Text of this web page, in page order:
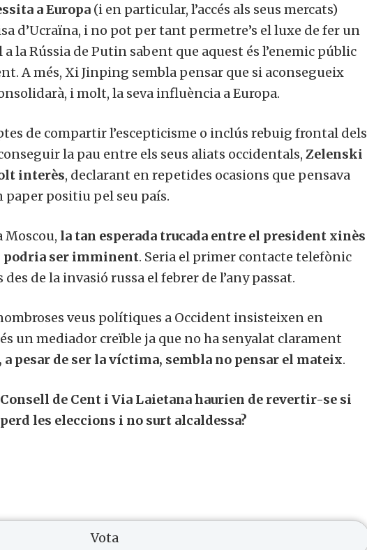
a Europa (i en particular, l’accés als seus mercats)
d’Ucraïna, i no pot per tant permetre’s el luxe de fer un
la Rússia de Putin sabent que aquest és l’enemic públic
A més, Xi Jinping sembla pensar que si aconsegueix
i molt, la seva influència a Europa.
de compartir l’escepticisme o inclús rebuig frontal dels
la pau entre els seus aliats occidentals, Zelenski
interès, declarant en repetides ocasions que pensava
positiu pel seu país.
Moscou, la tan esperada trucada entre el president xinès
podria ser imminent. Seria el primer contacte telefònic
de la invasió russa el febrer de l’any passat.
veus polítiques a Occident insisteixen en
un mediador creïble ja que no ha senyalat clarament
a pesar de ser la víctima, sembla no pensar el mateix.
Consell de Cent i Via Laietana haurien de revertir-se si
les eleccions i no surt alcaldessa?